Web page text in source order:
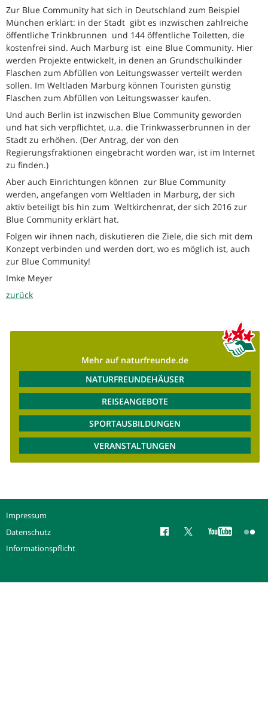
Zur Blue Community hat sich in Deutschland zum Beispiel
München erklärt: in der Stadt gibt es inzwischen zahlreiche
öffentliche Trinkbrunnen und 144 öffentliche Toiletten, die
kostenfrei sind. Auch Marburg ist eine Blue Community. Hier
werden Projekte entwickelt, in denen an Grundschulkinder
Flaschen zum Abfüllen von Leitungswasser verteilt werden
sollen. Im Weltladen Marburg können Touristen günstig
Flaschen zum Abfüllen von Leitungswasser kaufen.
Und auch Berlin ist inzwischen Blue Community geworden
und hat sich verpflichtet, u.a. die Trinkwasserbrunnen in der
Stadt zu erhöhen. (Der Antrag, der von den
Regierungsfraktionen eingebracht worden war, ist im Internet
zu finden.)
Aber auch Einrichtungen können zur Blue Community
werden, angefangen vom Weltladen in Marburg, der sich
aktiv beteiligt bis hin zum Weltkirchenrat, der sich 2016 zur
Blue Community erklärt hat.
Folgen wir ihnen nach, diskutieren die Ziele, die sich mit dem
Konzept verbinden und werden dort, wo es möglich ist, auch
zur Blue Community!
Imke Meyer
zurück
Mehr auf naturfreunde.de
NATURFREUNDEHÄUSER
REISEANGEBOTE
SPORTAUSBILDUNGEN
VERANSTALTUNGEN
Impressum
Datenschutz
Informationspflicht